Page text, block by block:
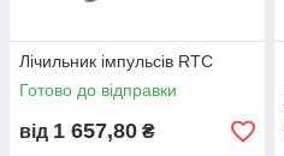
Лічильник імпульсів RTC
Готово до відправки
від 1 657,80 ₴